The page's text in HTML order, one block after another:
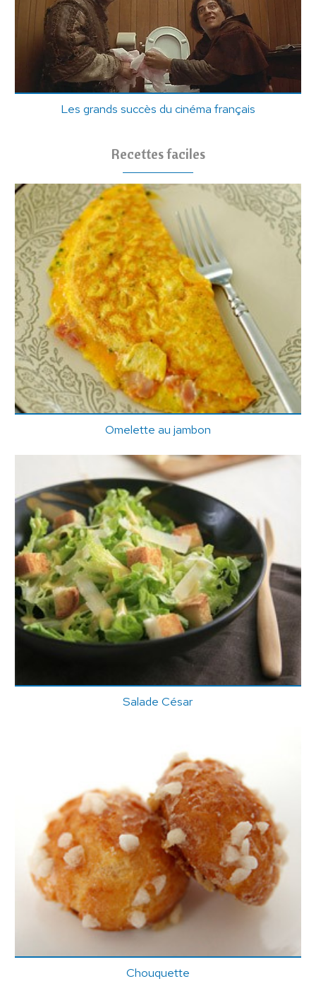
Les grands succès du cinéma français
Recettes faciles
Omelette au jambon
Salade César
Chouquette